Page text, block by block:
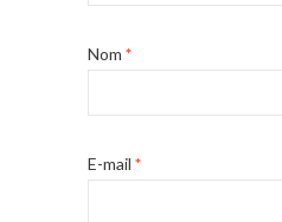
Nom *
E-mail *